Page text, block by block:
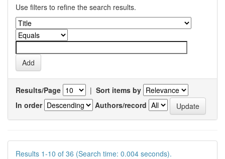
Use filters to refine the search results.
Results/Page | Sort items by
In order
Authors/record
Results 1-10 of 36 (Search time: 0.004 seconds).